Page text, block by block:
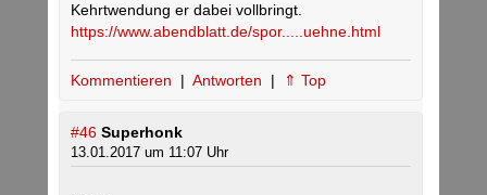
Kehrtwendung er dabei vollbringt.
https://www.abendblatt.de/spor.....uehne.html
Kommentieren | Antworten | ⇑ Top
#46 Superhonk
13.01.2017 um 11:07 Uhr